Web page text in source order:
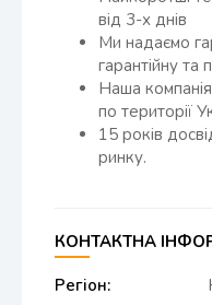
від 3-х днів
Ми надаємо
гарантійну та
Наша
по території
15 років
ринку.
КОНТАКТНА
Регіон: